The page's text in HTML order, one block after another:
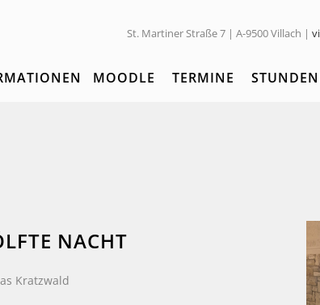
St. Martiner Straße 7 | A-9500 Villach |
MOODLE TERMINE
NACHT
Kratzwald